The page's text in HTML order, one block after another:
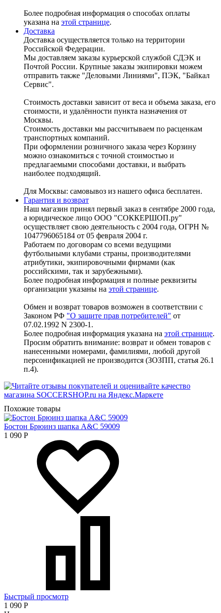
Более подробная информация о способах оплаты
указана на этой странице.
Доставка
Доставка осуществляется только на территории
Российской Федерации.
Мы доставляем заказы курьерской службой СДЭК и
Почтой России. Крупные заказы экипировки можем
отправить также "Деловыми Линиями", ПЭК, "Байкал
Сервис".
Стоимость доставки зависит от веса и объема заказа, его
стоимости, и удалённости пункта назначения от
Москвы.
Стоимость доставки мы рассчитываем по расценкам
транспортных компаний.
При оформлении розничного заказа через Корзину
можно ознакомиться с точной стоимостью и
предлагаемыми способами доставки, и выбрать
наиболее подходящий.
Для Москвы: самовывоз из нашего офиса бесплатен.
Гарантия и возврат
Наш магазин принял первый заказ в сентябре 2000 года,
а юридическое лицо ООО "СОККЕРШОП.ру"
осуществляет свою деятельность с 2004 года, ОГРН №
1047796065184 от 05 февраля 2004 г.
Работаем по договорам со всеми ведущими
футбольными клубами страны, производителями
атрибутики, экипировочными фирмами (как
российскими, так и зарубежными).
Более подробная информация и полные реквизиты
организации указаны на этой странице.
Обмен и возврат товаров возможен в соответствии с
Законом РФ "О защите прав потребителей" от
07.02.1992 N 2300-1.
Более подробная информация указана на этой странице.
Просим обратить внимание: возврат и обмен товаров с
нанесенными номерами, фамилиями, любой другой
персонификацией не производится (ЗОЗПП, статья 26.1
п.4).
Похожие товары
Бостон Брюинз шапка A&C 59009
1 090 Р
Быстрый просмотр
1 090 Р